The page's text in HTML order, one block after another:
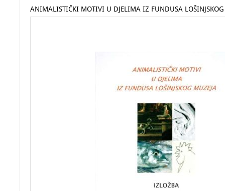
ANIMALISTIČKI MOTIVI U DJELIMA IZ FUNDUSA LOŠINJSKOG